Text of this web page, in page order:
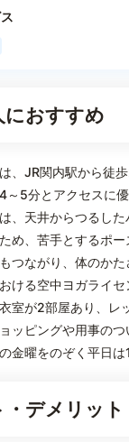
におすすめ
、JR関内駅から徒
～5分とアクセスに優
、天井からつるし
め、苦手とするポ
つながり、体のか
ける空中ヨガライ
室が2部屋あり、レ
ッピングや用事のつ
金曜をのぞく平日
デメリット